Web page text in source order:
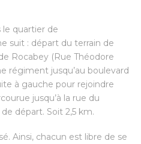
le quartier de
suit : départ du terrain de
Rocabey (Rue Théodore
régiment jusqu’au boulevard
à gauche pour rejoindre
jusqu’à la rue du
départ. Soit 2,5 km.
Ainsi, chacun est libre de se